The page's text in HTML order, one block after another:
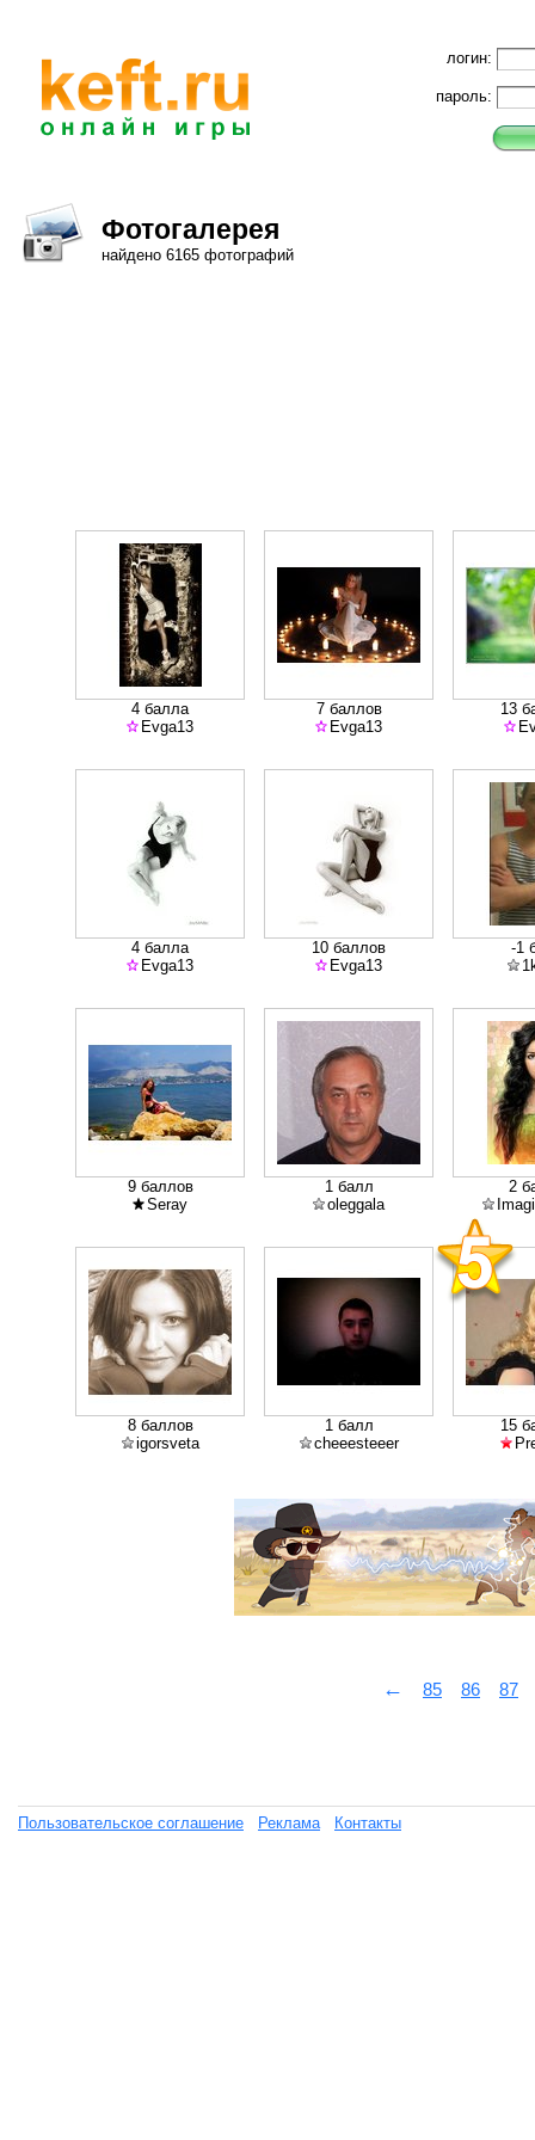
логин:
пароль:
Фотогалерея
найдено 6165 фотографий
4 балла
Evga13
7 баллов
Evga13
13
4 балла
Evga13
10 баллов
Evga13
-1
9 баллов
Seray
1 балл
oleggala
2
8 баллов
igorsveta
1 балл
cheeesteeer
15
← 85 86 87
Пользовательское соглашение Реклама Контакты